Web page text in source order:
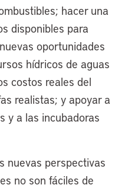
hacer una
disponibles para
oportunidades
hídricos de aguas
costos reales del
realistas; y apoyar a
y a las incubadoras
nuevas perspectivas
no son fáciles de